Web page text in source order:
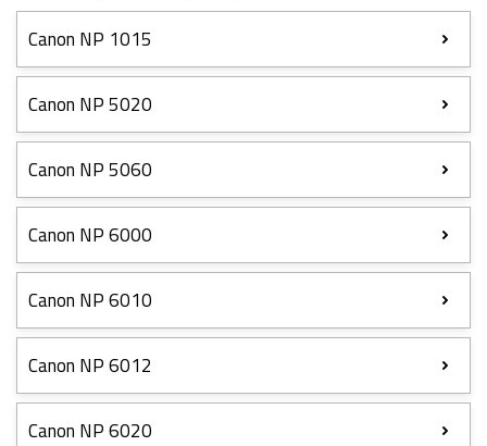
Canon NP 1015
Canon NP 5020
Canon NP 5060
Canon NP 6000
Canon NP 6010
Canon NP 6012
Canon NP 6020